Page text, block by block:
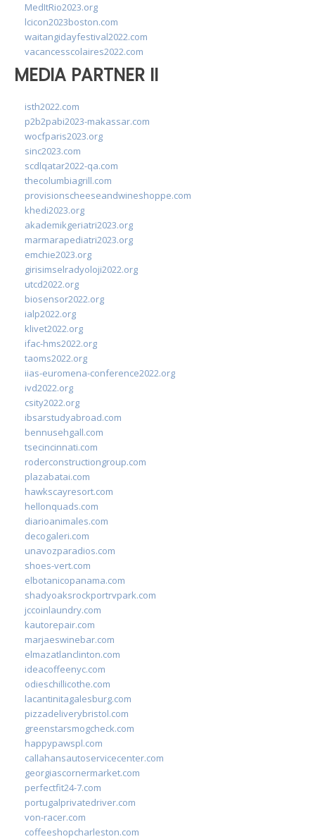
MedItRio2023.org
lcicon2023boston.com
waitangidayfestival2022.com
vacancesscolaires2022.com
MEDIA PARTNER II
isth2022.com
p2b2pabi2023-makassar.com
wocfparis2023.org
sinc2023.com
scdlqatar2022-qa.com
thecolumbiagrill.com
provisionscheeseandwineshoppe.com
khedi2023.org
akademikgeriatri2023.org
marmarapediatri2023.org
emchie2023.org
girisimselradyoloji2022.org
utcd2022.org
biosensor2022.org
ialp2022.org
klivet2022.org
ifac-hms2022.org
taoms2022.org
iias-euromena-conference2022.org
ivd2022.org
csity2022.org
ibsarstudyabroad.com
bennusehgall.com
tsecincinnati.com
roderconstructiongroup.com
plazabatai.com
hawkscayresort.com
hellonquads.com
diarioanimales.com
decogaleri.com
unavozparadios.com
shoes-vert.com
elbotanicopanama.com
shadyoaksrockportrvpark.com
jccoinlaundry.com
kautorepair.com
marjaeswinebar.com
elmazatlanclinton.com
ideacoffeenyc.com
odieschillicothe.com
lacantinitagalesburg.com
pizzadeliverybristol.com
greenstarsmogcheck.com
happypawspl.com
callahansautoservicecenter.com
georgiascornermarket.com
perfectfit24-7.com
portugalprivatedriver.com
von-racer.com
coffeeshopcharleston.com